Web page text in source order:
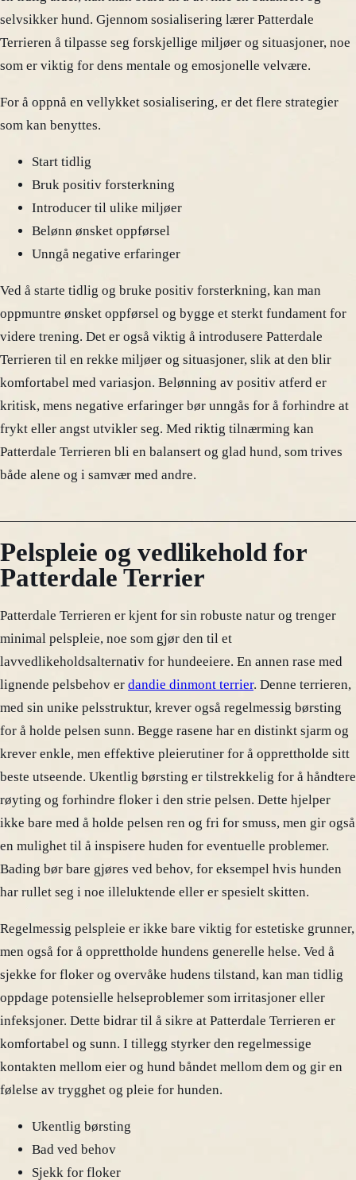
selvsikker hund. Gjennom sosialisering lærer Patterdale
Terrieren å tilpasse seg forskjellige miljøer og situasjoner, noe
som er viktig for dens mentale og emosjonelle velvære.
For å oppnå en vellykket sosialisering, er det flere strategier
som kan benyttes.
Start tidlig
Bruk positiv forsterkning
Introducer til ulike miljøer
Belønn ønsket oppførsel
Unngå negative erfaringer
Ved å starte tidlig og bruke positiv forsterkning, kan man
oppmuntre ønsket oppførsel og bygge et sterkt fundament for
videre trening. Det er også viktig å introdusere Patterdale
Terrieren til en rekke miljøer og situasjoner, slik at den blir
komfortabel med variasjon. Belønning av positiv atferd er
kritisk, mens negative erfaringer bør unngås for å forhindre at
frykt eller angst utvikler seg. Med riktig tilnærming kan
Patterdale Terrieren bli en balansert og glad hund, som trives
både alene og i samvær med andre.
Pelspleie og vedlikehold for
Patterdale Terrier
Patterdale Terrieren er kjent for sin robuste natur og trenger
minimal pelspleie, noe som gjør den til et
lavvedlikeholdsalternativ for hundeeiere. En annen rase med
lignende pelsbehov er dandie dinmont terrier. Denne terrieren,
med sin unike pelsstruktur, krever også regelmessig børsting
for å holde pelsen sunn. Begge rasene har en distinkt sjarm og
krever enkle, men effektive pleierutiner for å opprettholde sitt
beste utseende. Ukentlig børsting er tilstrekkelig for å håndtere
røyting og forhindre floker i den strie pelsen. Dette hjelper
ikke bare med å holde pelsen ren og fri for smuss, men gir også
en mulighet til å inspisere huden for eventuelle problemer.
Bading bør bare gjøres ved behov, for eksempel hvis hunden
har rullet seg i noe illeluktende eller er spesielt skitten.
Regelmessig pelspleie er ikke bare viktig for estetiske grunner,
men også for å opprettholde hundens generelle helse. Ved å
sjekke for floker og overvåke hudens tilstand, kan man tidlig
oppdage potensielle helseproblemer som irritasjoner eller
infeksjoner. Dette bidrar til å sikre at Patterdale Terrieren er
komfortabel og sunn. I tillegg styrker den regelmessige
kontakten mellom eier og hund båndet mellom dem og gir en
følelse av trygghet og pleie for hunden.
Ukentlig børsting
Bad ved behov
Sjekk for floker